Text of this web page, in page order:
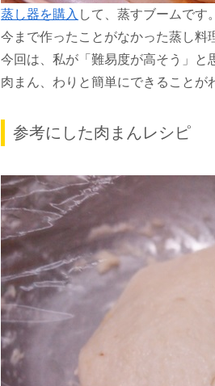
蒸し器を購入 して、蒸すブームです。
今まで作ったことがなかった蒸し料
今回は、私が「難易度が高そう」と
肉まん、わりと簡単にできることが
参考にした肉まんレシピ